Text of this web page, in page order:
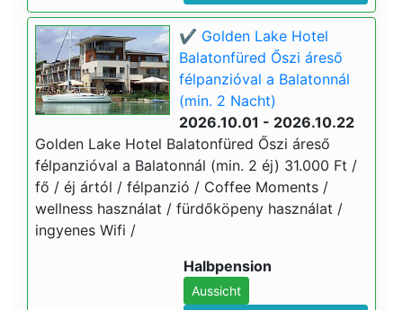
✔️ Golden Lake Hotel
Balatonfüred Őszi áreső
félpanzióval a Balatonnál
(min. 2 Nacht)
2026.10.01 - 2026.10.22
Golden Lake Hotel Balatonfüred Őszi áreső
félpanzióval a Balatonnál (min. 2 éj) 31.000 Ft /
fő / éj ártól / félpanzió / Coffee Moments /
wellness használat / fürdőköpeny használat /
ingyenes Wifi /
Halbpension
Aussicht